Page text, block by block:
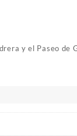
y el Paseo de